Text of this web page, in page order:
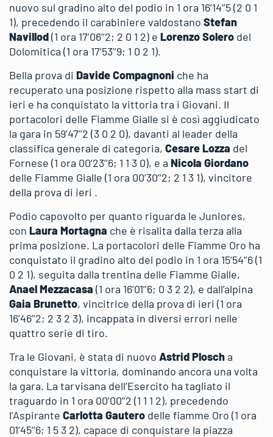
nuovo sul gradino alto del podio in 1 ora 16’14’’5 (2 0 1
1), precedendo il carabiniere valdostano Stefan
Navillod(1 ora 17’06’’2; 2 0 1 2) e Lorenzo Solero del
Dolomitica (1 ora 17’53’’9; 1 0 2 1).
Bella prova di Davide Compagnoni che ha
recuperato una posizione rispetto alla mass start di
ieri e ha conquistato la vittoria tra i Giovani. Il
portacolori delle Fiamme Gialle si è così aggiudicato
la gara in 59’47’’2 (3 0 2 0), davanti al leader della
classifica generale di categoria, Cesare Lozza del
Fornese (1 ora 00’23’’6; 1 1 3 0), e a Nicola Giordano
delle Fiamme Gialle (1 ora 00’30’’2; 2 1 3 1), vincitore
della prova di ieri .
Podio capovolto per quanto riguarda le Juniores,
con Laura Mortagna che è risalita dalla terza alla
prima posizione. La portacolori delle Fiamme Oro ha
conquistato il gradino alto del podio in 1 ora 15’54’’6 (1
0 2 1), seguita dalla trentina delle Fiamme Gialle,
Anael Mezzacasa (1 ora 16’01’’6; 0 3 2 2), e dall’alpina
Gaia Brunetto, vincitrice della prova di ieri (1 ora
16’46’’2; 2 3 2 3), incappata in diversi errori nelle
quattro serie di tiro.
Tra le Giovani, è stata di nuovo Astrid Ploscha
conquistare la vittoria, dominando ancora una volta
la gara. La tarvisana dell’Esercito ha tagliato il
traguardo in 1 ora 00’00’’2 (1 1 1 2), precedendo
l’Aspirante Carlotta Gautero delle fiamme Oro (1 ora
01’45’’6; 1 5 3 2), capace di conquistare la piazza